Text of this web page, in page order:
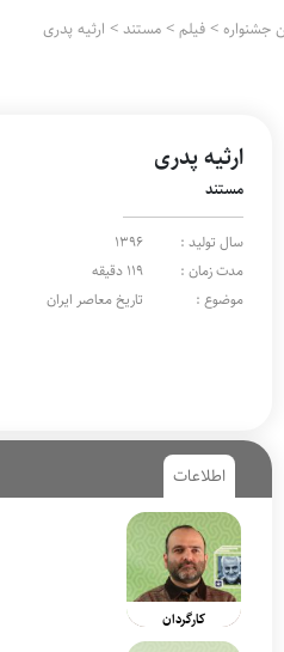
جشنواره >فیلم >مستند > ارثیه پدری
ارثیه پدری
مستند
سال تولید :
1396
مدت زمان :
119 دقیقه
موضوع :
تاریخ معاصر ایران
اطلاعات
کارگردان